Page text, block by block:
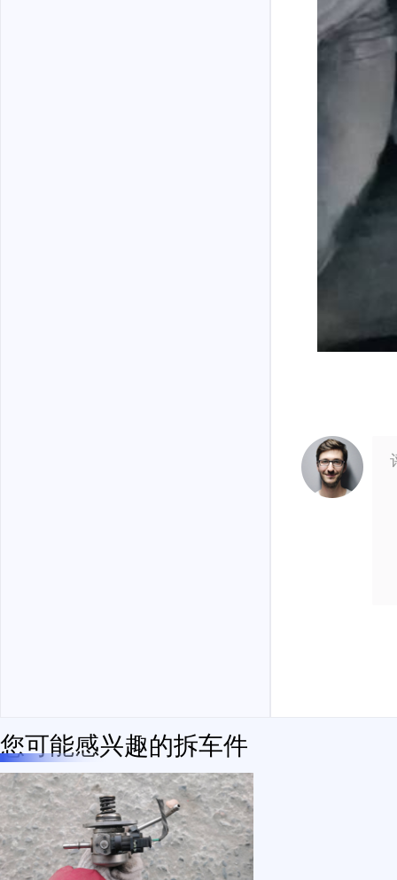
您可能感兴趣的拆车件